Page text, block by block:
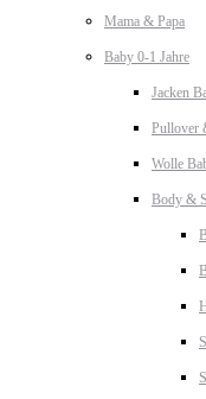
Mama & Papa
Baby 0-1 Jahre
Jacken
Pullover
Wolle
Body &